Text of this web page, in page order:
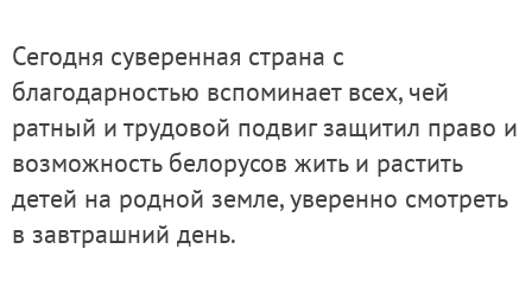
Сегодня суверенная страна с
благодарностью вспоминает всех, чей
ратный и трудовой подвиг защитил право и
возможность белорусов жить и растить
детей на родной земле, уверенно смотреть
в завтрашний день.